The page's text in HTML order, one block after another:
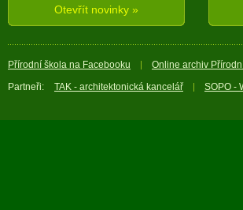
Otevřít novinky »
Přírodní škola na Facebooku Online archiv
Partneři:
TAK - architektonická kancelář SOPO -